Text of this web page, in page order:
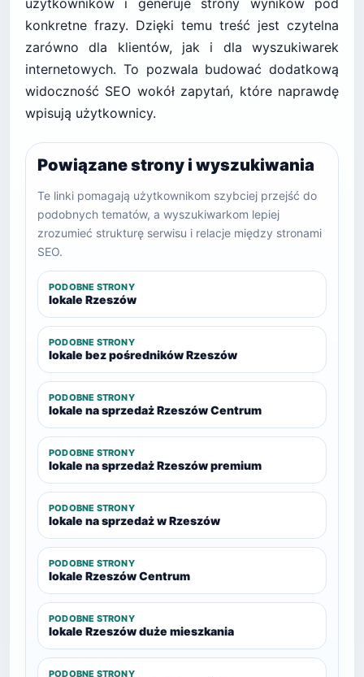
użytkowników i generuje strony wyników pod
konkretne frazy. Dzięki temu treść jest czytelna
zarówno dla klientów, jak i dla wyszukiwarek
internetowych. To pozwala budować dodatkową
widoczność SEO wokół zapytań, które naprawdę
wpisują użytkownicy.
Powiązane strony i wyszukiwania
Te linki pomagają użytkownikom szybciej przejść do
podobnych tematów, a wyszukiwarkom lepiej
zrozumieć strukturę serwisu i relacje między stronami
SEO.
PODOBNE STRONY
lokale Rzeszów
PODOBNE STRONY
lokale bez pośredników Rzeszów
PODOBNE STRONY
lokale na sprzedaż Rzeszów Centrum
PODOBNE STRONY
lokale na sprzedaż Rzeszów premium
PODOBNE STRONY
lokale na sprzedaż w Rzeszów
PODOBNE STRONY
lokale Rzeszów Centrum
PODOBNE STRONY
lokale Rzeszów duże mieszkania
PODOBNE STRONY